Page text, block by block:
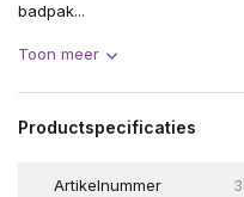
badpak...
Toon meer
Productspecificaties
Artikelnummer